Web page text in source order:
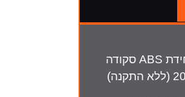
החלפת יחידת ABS סקודה